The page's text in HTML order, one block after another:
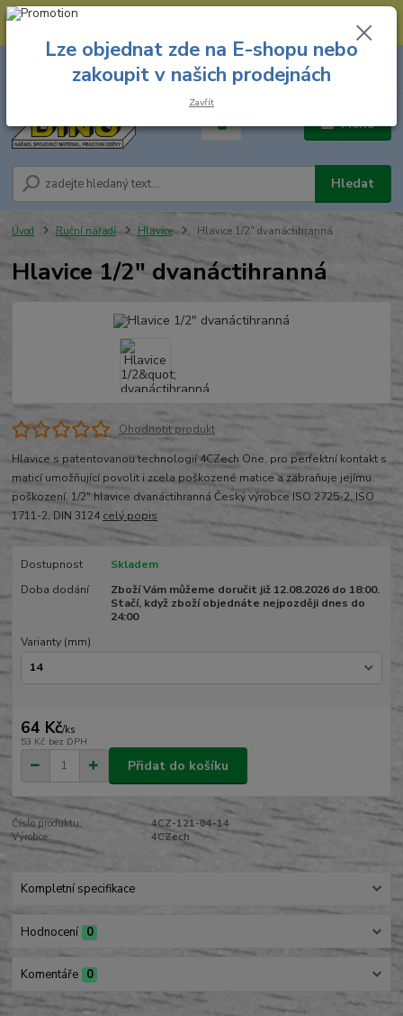
--- Spojovací materiál: 774 431 045 --- Prodejna nářadí: 731 449 423 --
Menu
Hledat
8.00 hod. - 16.00 hod.
za
Úvod Ruční nářadí Hlavice Hlavice 1/2" dvanáctihranná
Hlavice 1/2" dvanáctihranná
Ohodnotit produkt
Hlavice s patentovanou technologií 4CZech One, pro perfektní kontakt s
maticí umožňující povolit i zcela poškozené matice a zabraňuje jejímu
poškození. 1/2" hlavice dvanáctihranná Český výrobce ISO 2725-2, ISO
1711-2, DIN 3124 celý popis
Dostupnost
Skladem
Doba dodání
Zboží Vám můžeme doručit již 12.08.2026 do 18:00.
Stačí, když zboží objednáte nejpozději dnes do
24:00
Varianty (mm)
64 Kč/ks
53 Kč bez DPH
Přidat do košíku
Číslo produktu:
4CZ-121-04-14
Výrobce:
4CZech
Kompletní specifikace
Hodnocení 0
Komentáře 0
Lze objednat zde na E-shopu nebo
zakoupit v našich prodejnách
Zavřít